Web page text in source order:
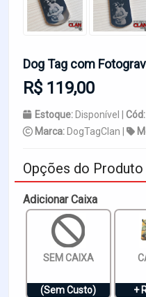
Dog Tag com
R$ 119,00
Estoque: Disponível | Cód:
Marca: DogTagClan |
Opções do Produto
Adicionar Caixa
SEM CAIXA
(Sem Custo) +